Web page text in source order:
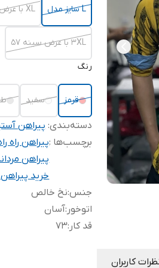
L سایز مدل XL با عرض سینه ۵۰
3XL با عرض سینه ۵۷
رنگ
قرمز سفید
دسته‌بندی:پیراهن
برچسب‌ها :پیراهن راه
پیراهن
خرید
جنس:نخ خالص
اتوخور :آسان
قد کار :
73
کاربران